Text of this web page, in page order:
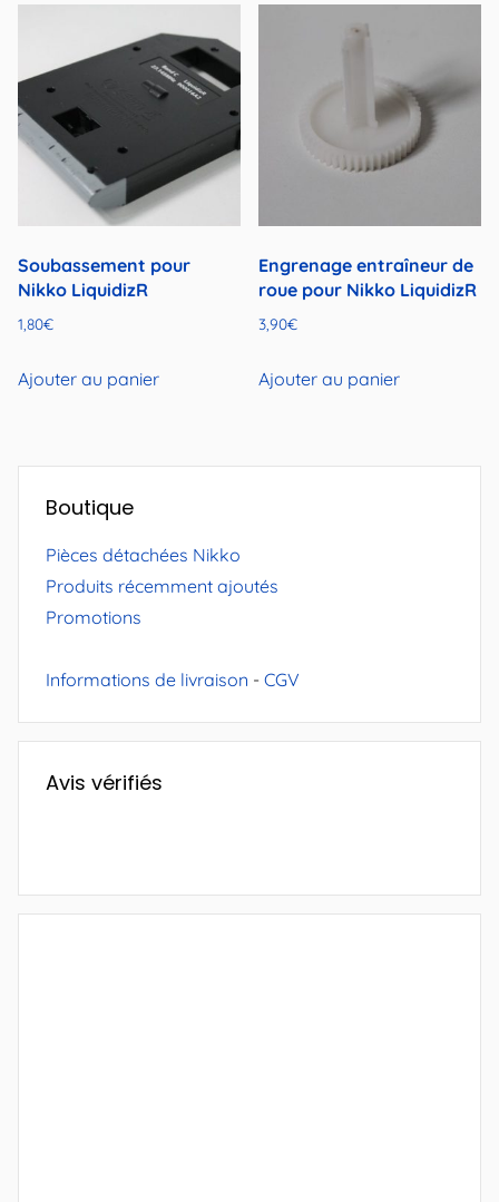
Soubassement pour
Nikko LiquidizR
1,80€
Ajouter au panier
Engrenage entraîneur de
roue pour Nikko LiquidizR
3,90€
Ajouter au panier
Boutique
Pièces détachées Nikko
Produits récemment ajoutés
Promotions
Informations de livraison - CGV
Avis vérifiés